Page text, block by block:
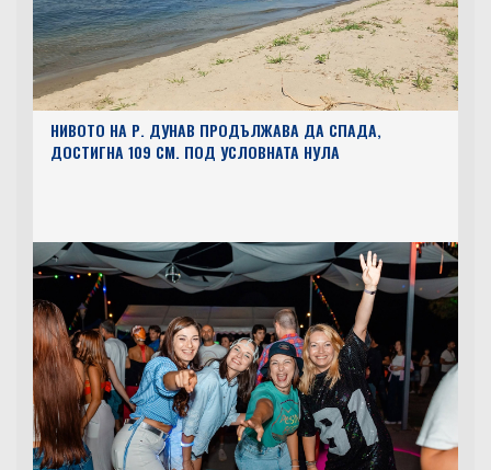
НИВОТО НА Р. ДУНАВ ПРОДЪЛЖАВА ДА СПАДА,
ДОСТИГНА 109 СМ. ПОД УСЛОВНАТА НУЛА